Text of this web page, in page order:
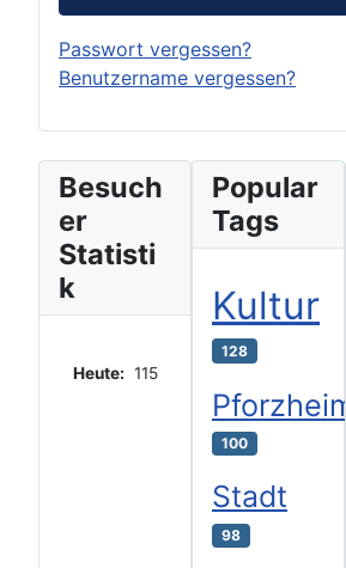
Passwort vergessen?
Benutzername vergessen?
Besuch
er
Statisti
k
Heute: 115
Popular
Tags
Kultur
128
Pforzheim
100
Stadt
98